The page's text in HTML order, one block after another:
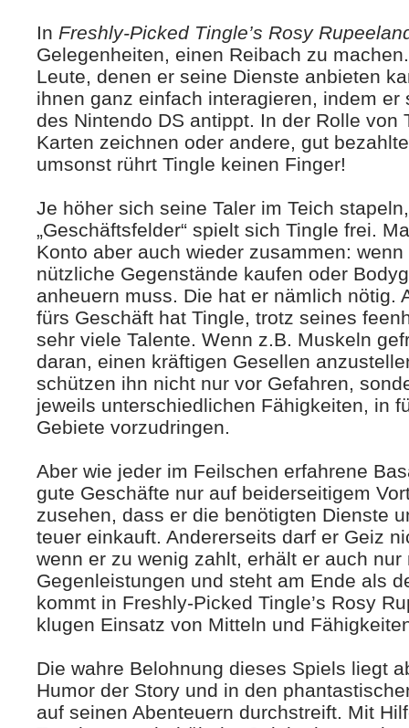
In Freshly-Picked Tingle’s Rosy
Gelegenheiten, einen Reibach zu
Leute, denen er seine Dienste anbieten
ihnen ganz einfach interagieren, indem er
des Nintendo DS antippt. In der Rolle von
Karten zeichnen oder andere, gut
umsonst rührt Tingle keinen Finger!
Je höher sich seine Taler im Teich
„Geschäftsfelder“ spielt sich Tingle frei.
Konto aber auch wieder zusammen:
nützliche Gegenstände kaufen oder
anheuern muss. Die hat er nämlich nötig.
fürs Geschäft hat Tingle, trotz seines
sehr viele Talente. Wenn z.B. Muskeln
daran, einen kräftigen Gesellen
schützen ihn nicht nur vor Gefahren,
jeweils unterschiedlichen Fähigkeiten, in
Gebiete vorzudringen.
Aber wie jeder im Feilschen erfahrene
gute Geschäfte nur auf beiderseitigem
zusehen, dass er die benötigten Dienste
teuer einkauft. Andererseits darf er Geiz
wenn er zu wenig zahlt, erhält er auch nur
Gegenleistungen und steht am Ende als
kommt in Freshly-Picked Tingle’s Rosy
klugen Einsatz von Mitteln und
Die wahre Belohnung dieses Spiels liegt
Humor der Story und in den
auf seinen Abenteuern durchstreift. Mit